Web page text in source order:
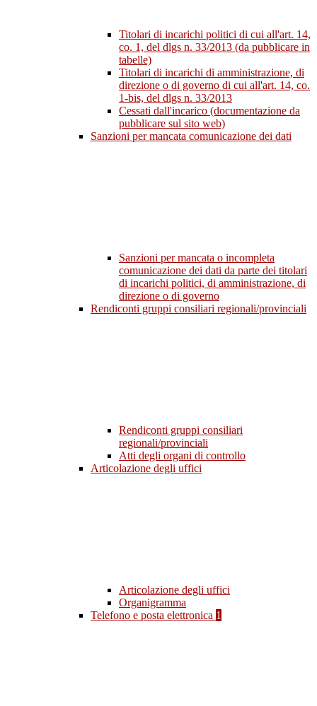
Titolari di incarichi politici di cui all'art. 14,
co. 1, del dlgs n. 33/2013 (da pubblicare in
tabelle)
Titolari di incarichi di amministrazione, di
direzione o di governo di cui all'art. 14, co.
1-bis, del dlgs n. 33/2013
Cessati dall'incarico (documentazione da
pubblicare sul sito web)
Sanzioni per mancata comunicazione dei dati
Sanzioni per mancata o incompleta
comunicazione dei dati da parte dei titolari
di incarichi politici, di amministrazione, di
direzione o di governo
Rendiconti gruppi consiliari regionali/provinciali
Rendiconti gruppi consiliari
regionali/provinciali
Atti degli organi di controllo
Articolazione degli uffici
Articolazione degli uffici
Organigramma
Telefono e posta elettronica 1